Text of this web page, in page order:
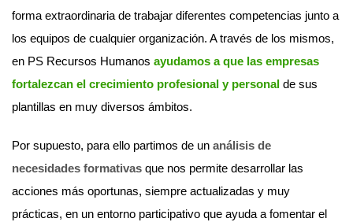
forma extraordinaria de trabajar diferentes competencias junto a
los equipos de cualquier organización. A través de los mismos,
en PS Recursos Humanos ayudamos a que las empresas
fortalezcan el crecimiento profesional y personal de sus
plantillas en muy diversos ámbitos.
Por supuesto, para ello partimos de un análisis de
necesidades formativas que nos permite desarrollar las
acciones más oportunas, siempre actualizadas y muy
prácticas, en un entorno participativo que ayuda a fomentar el